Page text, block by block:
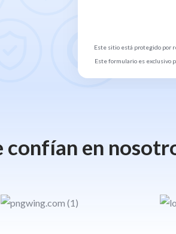
Este sitio está protegido por
Este formulario es exclusivo
confían en